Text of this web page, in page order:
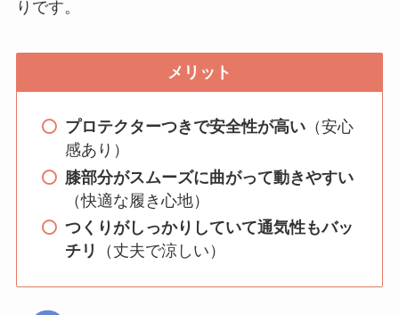
りです。
メリット
プロテクターつきで安全性が高い（安心
感あり）
膝部分がスムーズに曲がって動きやすい
（快適な履き心地）
つくりがしっかりしていて通気性もバッ
チリ
（丈夫で涼しい）